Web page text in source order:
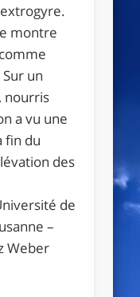
montre
un
nourris
a vu une
fin du
des
de
–
Weber